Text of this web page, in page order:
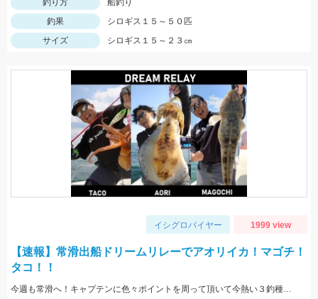
釣り方
船釣り
釣果
シロギス１５～５０匹
サイズ
シロギス１５～２３㎝
イシグロバイヤー 1999 view
【速報】常滑出船ドリームリレーでアオリイカ！マゴチ！
タコ！！
今週も常滑へ！キャプテンに色々ポイントを周って頂いて今熱い３釣種を釣ることができました！！大興奮！！！